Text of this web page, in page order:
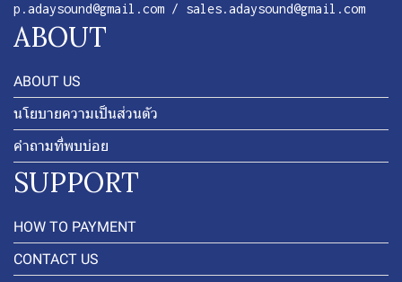
p.adaysound@gmail.com / sales.adaysound@gmail.com
ABOUT
ABOUT US
นโยบายความเป็นส่วนตัว
คำถามที่พบบ่อย
SUPPORT
HOW TO PAYMENT
CONTACT US